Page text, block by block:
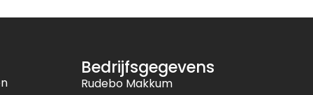
Bedrijfsgegevens
Rudebo Makkum